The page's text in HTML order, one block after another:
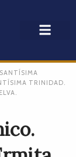
TRINIDAD.